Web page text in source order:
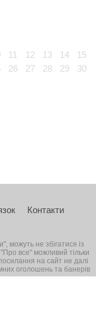
11 12 13 14
15
26 27 28 29
30
Контакти
можуть не збігатися із
все" можливий тільки
на сайт не далі
оголошень та банерів